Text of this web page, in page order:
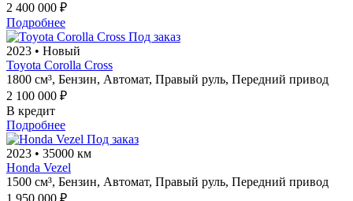
2 400 000 ₽
Подробнее
Под заказ
2023 • Новый
Toyota Corolla Cross
1800 см³, Бензин, Автомат, Правый руль, Передний привод
2 100 000 ₽
В кредит
Подробнее
Под заказ
2023 • 35000 км
Honda Vezel
1500 см³, Бензин, Автомат, Правый руль, Передний привод
1 950 000 ₽